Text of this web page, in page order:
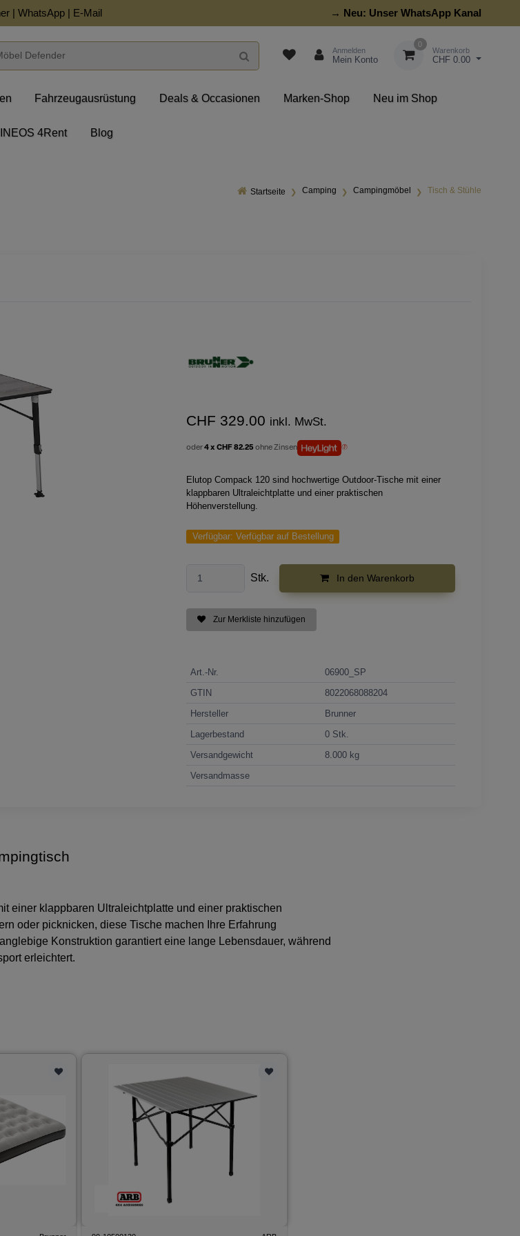
| WhatsApp | E-Mail → Neu: Unser WhatsApp Kanal
Anmelden
Mein Konto
0
Warenkorb
CHF 0.00
Fahrzeugausrüstung Deals & Occasionen Marken-Shop Neu im Shop
INEOS 4Rent Blog
Startseite Camping Campingmöbel Tisch & Stühle
CHF 329.00 inkl. MwSt.
oder4 x CHF 82.25ohne Zinsen
Elutop Compack 120 sind hochwertige Outdoor-Tische mit einer
klappbaren Ultraleichtplatte und einer praktischen
Höhenverstellung.
Verfügbar: Verfügbar auf Bestellung
Stk. In den Warenkorb
Zur Merkliste hinzufügen
Art.-Nr.
06900_SP
GTIN
8022068088204
Hersteller
Brunner
Lagerbestand
0 Stk.
Versandgewicht
8.000 kg
Versandmasse
einer klappbaren Ultraleichtplatte und einer praktischen
oder picknicken, diese Tische machen Ihre Erfahrung
Konstruktion garantiert eine lange Lebensdauer, während
erleichtert.